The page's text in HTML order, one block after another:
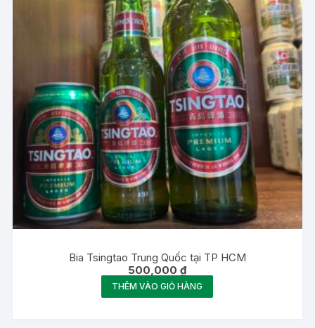
Bia Tsingtao Trung Quốc tại TP HCM
500,000₫
THÊM VÀO GIỎ HÀNG